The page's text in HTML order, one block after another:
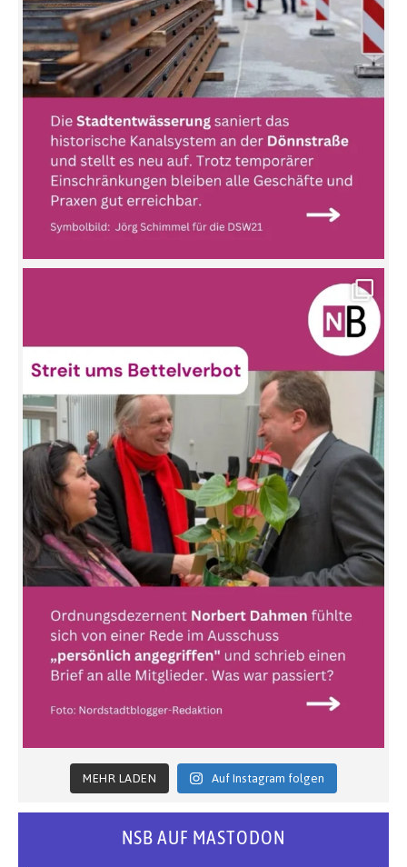
MEHR LADEN Auf Instagram folgen
NSB AUF MASTODON